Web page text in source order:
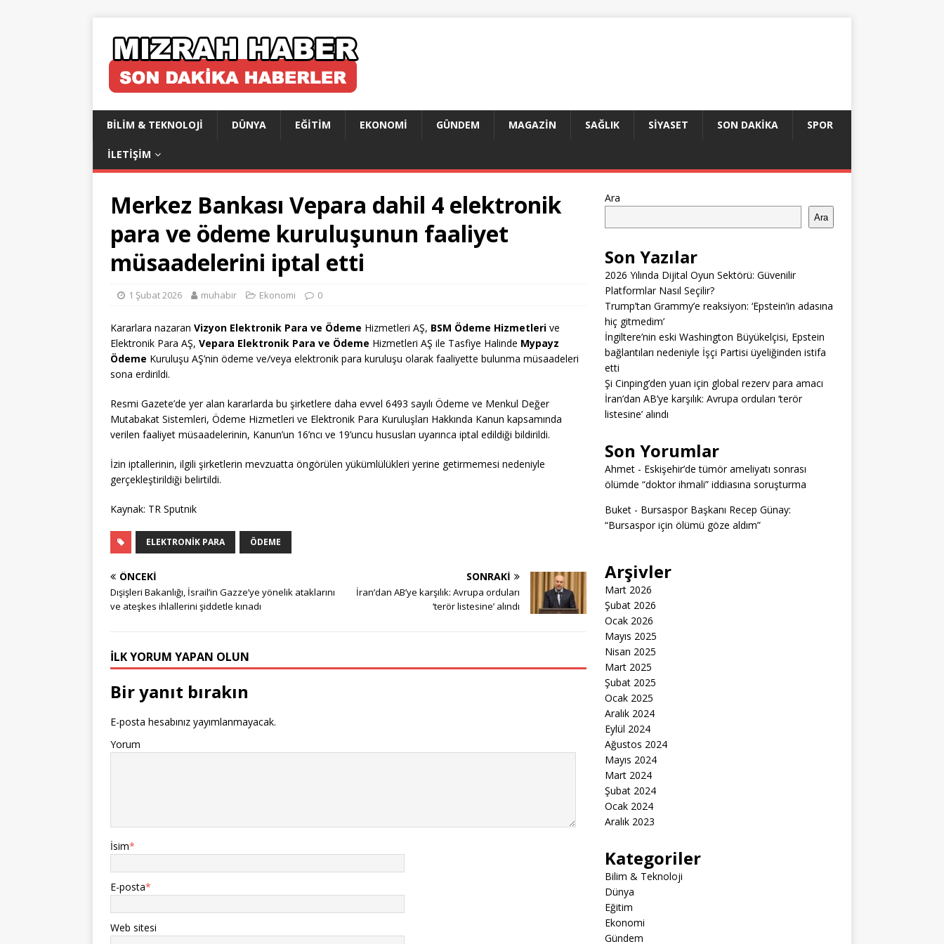
BILIM & TEKNOLOJI DÜNYA EĞITIM EKONOMI GÜNDEM MAGAZIN SAĞLIK SIYASET SON DAKIKA SPOR
İLETIŞIM
Merkez Bankası Vepara dahil 4 elektronik
para ve ödeme kuruluşunun faaliyet
müsaadelerini iptal etti
1 Şubat 2026 muhabir Ekonomi 0
Kararlara nazaran Vizyon Elektronik Para ve Ödeme Hizmetleri AŞ, BSM Ödeme Hizmetleri ve
Elektronik Para AŞ, Vepara Elektronik Para ve Ödeme Hizmetleri AŞ ile Tasfiye Halinde Mypayz
Ödeme Kuruluşu AŞ’nin ödeme ve/veya elektronik para kuruluşu olarak faaliyette bulunma müsaadeleri
sona erdirildi.
Resmi Gazete’de yer alan kararlarda bu şirketlere daha evvel 6493 sayılı Ödeme ve Menkul Değer
Mutabakat Sistemleri, Ödeme Hizmetleri ve Elektronik Para Kuruluşları Hakkında Kanun kapsamında
verilen faaliyet müsaadelerinin, Kanun’un 16’ncı ve 19’uncu hususları uyarınca iptal edildiği bildirildi.
İzin iptallerinin, ilgili şirketlerin mevzuatta öngörülen yükümlülükleri yerine getirmemesi nedeniyle
gerçekleştirildiği belirtildi.
Kaynak: TR Sputnik
ELEKTRONIK PARA ÖDEME
ÖNCEKI
Dışişleri Bakanlığı, İsrail’in Gazze’ye yönelik ataklarını
ve ateşkes ihlallerini şiddetle kınadı
SONRAKI
İran’dan AB’ye karşılık: Avrupa orduları
‘terör listesine’ alındı
İLK YORUM YAPAN OLUN
Bir yanıt bırakın
E-posta hesabınız yayımlanmayacak.
Yorum
İsim*
E-posta*
Web sitesi
Ara
Ara
Son Yazılar
2026 Yılında Dijital Oyun Sektörü: Güvenilir
Platformlar Nasıl Seçilir?
Trump’tan Grammy’e reaksiyon: ‘Epstein’in adasına
hiç gitmedim’
İngiltere’nin eski Washington Büyükelçisi, Epstein
bağlantıları nedeniyle İşçi Partisi üyeliğinden istifa
etti
Şi Cinping’den yuan için global rezerv para amacı
İran’dan AB’ye karşılık: Avrupa orduları ‘terör
listesine’ alındı
Son Yorumlar
Ahmet- Eskişehir’de tümör ameliyatı sonrası
ölümde “doktor ihmali” iddiasına soruşturma
Buket- Bursaspor Başkanı Recep Günay:
“Bursaspor için ölümü göze aldım”
Arşivler
Mart 2026
Şubat 2026
Ocak 2026
Mayıs 2025
Nisan 2025
Mart 2025
Şubat 2025
Ocak 2025
Aralık 2024
Eylül 2024
Ağustos 2024
Mayıs 2024
Mart 2024
Şubat 2024
Ocak 2024
Aralık 2023
Kategoriler
Bilim & Teknoloji
Dünya
Eğitim
Ekonomi
Gündem